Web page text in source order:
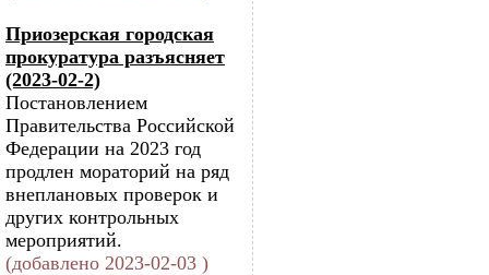
Приозерская городская
прокуратура разъясняет
(2023-02-2)
Постановлением
Правительства Российской
Федерации на 2023 год
продлен мораторий на ряд
внеплановых проверок и
других контрольных
мероприятий.
(добавлено 2023-02-03 )